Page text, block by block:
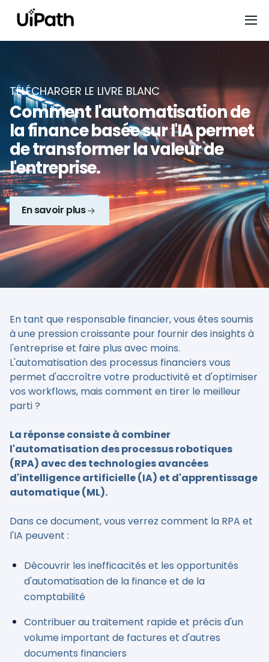
TÉLÉCHARGER LE LIVRE BLANC
Comment l'automatisation de
la finance basée sur l'IA permet
de transformer la valeur de
l'entreprise.
En savoir plus
En tant que responsable financier, vous êtes soumis
à une pression croissante pour fournir des insights à
l'entreprise et faire plus avec moins.
L'automatisation des processus financiers vous
permet d'accroître votre productivité et d'optimiser
vos workflows, mais comment en tirer le meilleur
parti ?
La réponse consiste à combiner
l'automatisation des processus robotiques
(RPA) avec des technologies avancées
d'intelligence artificielle (IA) et d'apprentissage
automatique (ML).
Dans ce document, vous verrez comment la RPA et
l'IA peuvent :
Découvrir les inefficacités et les opportunités
d'automatisation de la finance et de la
comptabilité
Contribuer au traitement rapide et précis d'un
volume important de factures et d'autres
documents financiers